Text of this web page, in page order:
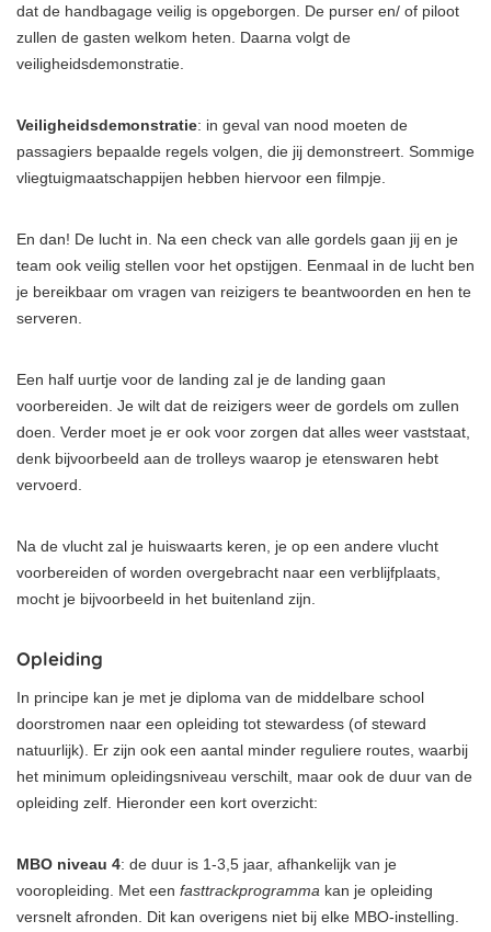
dat de handbagage veilig is opgeborgen. De purser en/ of piloot
zullen de gasten welkom heten. Daarna volgt de
veiligheidsdemonstratie.
Veiligheidsdemonstratie: in geval van nood moeten de
passagiers bepaalde regels volgen, die jij demonstreert. Sommige
vliegtuigmaatschappijen hebben hiervoor een filmpje.
En dan! De lucht in. Na een check van alle gordels gaan jij en je
team ook veilig stellen voor het opstijgen. Eenmaal in de lucht ben
je bereikbaar om vragen van reizigers te beantwoorden en hen te
serveren.
Een half uurtje voor de landing zal je de landing gaan
voorbereiden. Je wilt dat de reizigers weer de gordels om zullen
doen. Verder moet je er ook voor zorgen dat alles weer vaststaat,
denk bijvoorbeeld aan de trolleys waarop je etenswaren hebt
vervoerd.
Na de vlucht zal je huiswaarts keren, je op een andere vlucht
voorbereiden of worden overgebracht naar een verblijfplaats,
mocht je bijvoorbeeld in het buitenland zijn.
Opleiding
In principe kan je met je diploma van de middelbare school
doorstromen naar een opleiding tot stewardess (of steward
natuurlijk). Er zijn ook een aantal minder reguliere routes, waarbij
het minimum opleidingsniveau verschilt, maar ook de duur van de
opleiding zelf. Hieronder een kort overzicht:
MBO niveau 4: de duur is 1-3,5 jaar, afhankelijk van je
vooropleiding. Met een fasttrackprogramma kan je opleiding
versnelt afronden. Dit kan overigens niet bij elke MBO-instelling.